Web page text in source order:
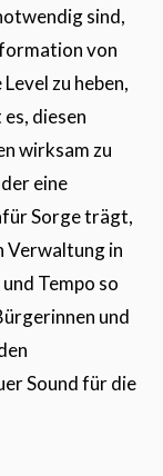
sind,
von
zu heben,
diesen
wirksam zu
eine
Sorge trägt,
Verwaltung in
Tempo so
und
Sound für die